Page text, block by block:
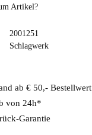
Artikel?
2001251
Schlagwerk
ab € 50,- Bestellwert
von 24h*
Garantie